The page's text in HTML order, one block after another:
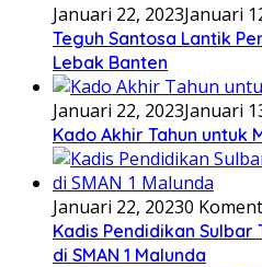
Januari 22, 2023Januari
Teguh Santosa Lantik
Lebak Banten
Januari 22, 2023Januari
Kado Akhir Tahun untuk
Januari 22, 20230
Kadis Pendidikan
di SMAN 1 Malunda